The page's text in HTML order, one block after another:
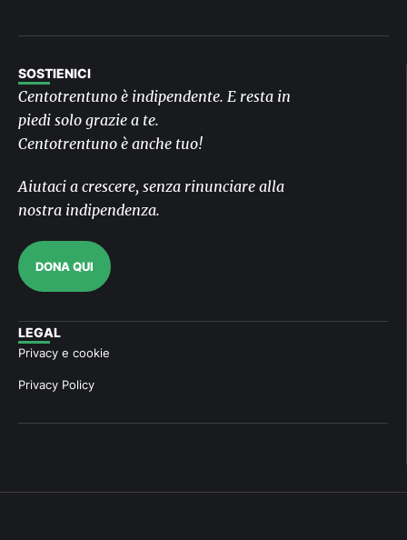
SOSTIENICI
Centotrentuno è indipendente. E resta in
piedi solo grazie a te.
Centotrentuno è anche tuo!
Aiutaci a crescere, senza rinunciare alla
nostra indipendenza.
DONA QUI
LEGAL
Privacy e cookie
Privacy Policy